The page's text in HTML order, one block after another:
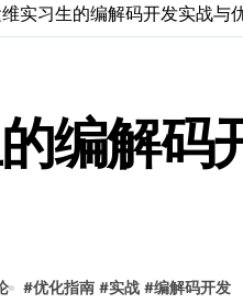
态量子跃迁
赋能传媒增长
新趋势
实习生的编解码开发实战与
编解码
#优化指南 #实战 #编解码开发